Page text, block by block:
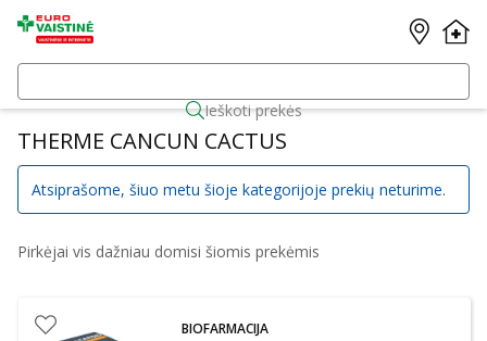
Ieškoti prekės
THERME CANCUN CACTUS
Atsiprašome, šiuo metu šioje kategorijoje prekių neturime.
Pirkėjai vis dažniau domisi šiomis prekėmis
BIOFARMACIJA